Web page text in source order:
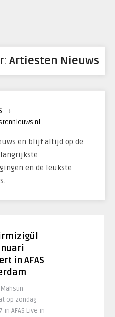
Artiesten Nieuws
›
en blijf altijd op de
en de leukste
in AFAS
op zondag
AFAS Live in